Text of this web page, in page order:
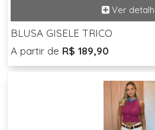
BLUSA GISELE TRICO
A partir de R$ 189,90